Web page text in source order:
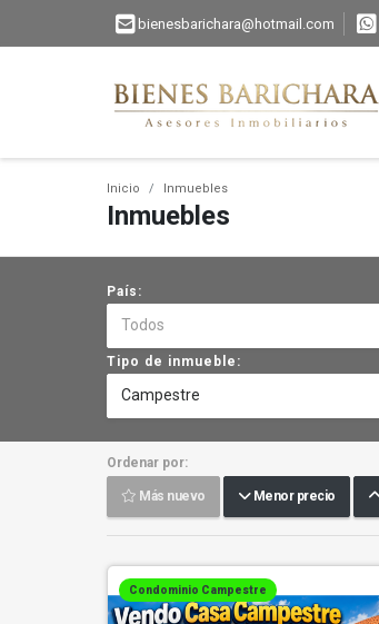
bienesbarichara@hotmail.com
Inicio Inmuebles
Inmuebles
País:
Todos
Tipo de inmueble:
Campestre
Ordenar por:
Más nuevo Menor precio
Condominio Campestre